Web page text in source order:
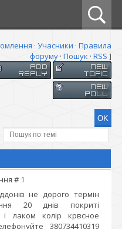
· Учасники · Правила
форуму · Пошук · RSS ]
# 1
не дорого термін
20 днів покриті
лаком колір крвсное
380734410319